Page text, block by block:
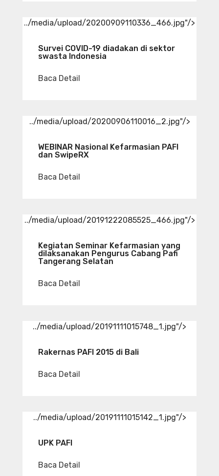
../media/upload/20200909110336_466.jpg"/>
Survei COVID-19 diadakan di sektor
swasta Indonesia
Baca Detail
../media/upload/20200906110016_2.jpg"/>
WEBINAR Nasional Kefarmasian PAFI
dan SwipeRX
Baca Detail
../media/upload/20191222085525_466.jpg"/>
Kegiatan Seminar Kefarmasian yang
dilaksanakan Pengurus Cabang Pafi
Tangerang Selatan
Baca Detail
../media/upload/20191111015748_1.jpg"/>
Rakernas PAFI 2015 di Bali
Baca Detail
../media/upload/20191111015142_1.jpg"/>
UPK PAFI
Baca Detail